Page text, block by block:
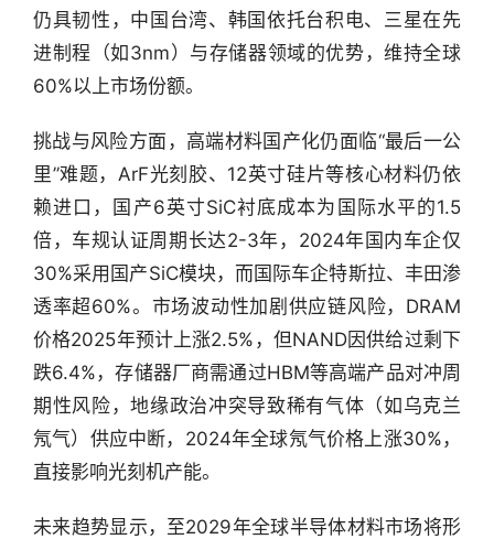
选
条
度
产
经
数
研
选
报
告
投
仍具韧性，中国台湾、韩国依托台积电、三星在先
进制程（如3nm）与存储器领域的优势，维持全球
60%以上市场份额。
挑战与风险方面，高端材料国产化仍面临“最后一公
里”难题，ArF光刻胶、12英寸硅片等核心材料仍依
赖进口，国产6英寸SiC衬底成本为国际水平的1.5
倍，车规认证周期长达2-3年，2024年国内车企仅
30%采用国产SiC模块，而国际车企特斯拉、丰田渗
透率超60%。市场波动性加剧供应链风险，DRAM
价格2025年预计上涨2.5%，但NAND因供给过剩下
跌6.4%，存储器厂商需通过HBM等高端产品对冲周
期性风险，地缘政治冲突导致稀有气体（如乌克兰
氖气）供应中断，2024年全球氖气价格上涨30%，
直接影响光刻机产能。
未来趋势显示，至2029年全球半导体材料市场将形